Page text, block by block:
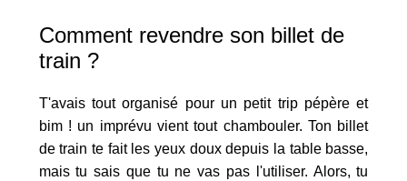
Comment revendre son billet de
train ?
T'avais tout organisé pour un petit trip pépère et
bim ! un imprévu vient tout chambouler. Ton billet
de train te fait les yeux doux depuis la table basse,
mais tu sais que tu ne vas pas l'utiliser. Alors, tu